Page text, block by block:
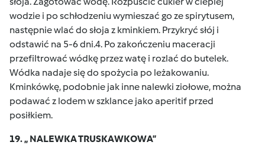
wodzie i po schłodzeniu wymieszać go ze spirytusem,
następnie wlać do słoja z kminkiem. Przykryć słój i
odstawić na 5-6 dni.4. Po zakończeniu maceracji
przefiltrować wódkę przez watę i rozlać do butelek.
Wódka nadaje się do spożycia po leżakowaniu.
Kminkówkę, podobnie jak inne nalewki ziołowe, można
podawać z lodem w szklance jako aperitif przed
posiłkiem.
19. „ NALEWKA TRUSKAWKOWA”